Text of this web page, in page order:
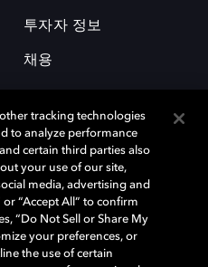
투자자 정보
채용
및 기타 국가 돌비래버러토리스
등록 상표이다. 그 밖에 다른 자료에
록상표로 유지된다. © 2025 Dolby
tracking technologies
to analyze performance
certain third parties also
your use of our site,
media, advertising and
“Accept All” to confirm
“Do Not Sell or Share My
your preferences, or
the use of certain